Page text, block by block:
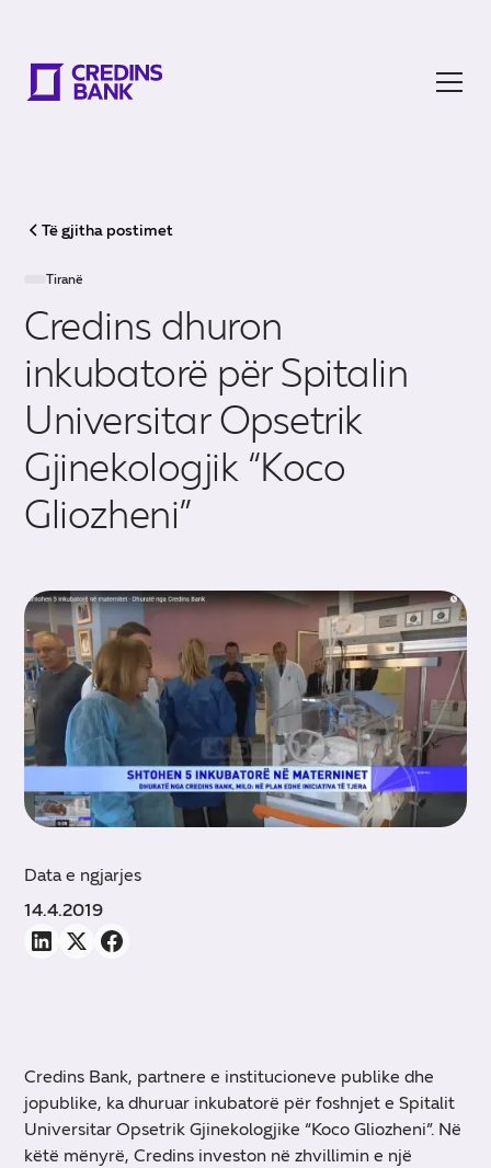
Të gjitha postimet
Tiranë
Credins dhuron
inkubatorë për Spitalin
Universitar Opsetrik
Gjinekologjik “Koco
Gliozheni”
Data e ngjarjes
14.4.2019
Credins Bank, partnere e institucioneve publike dhe
jopublike, ka dhuruar inkubatorë për foshnjet e Spitalit
Universitar Opsetrik Gjinekologjike “Koco Gliozheni”. Në
këtë mënyrë, Credins investon në zhvillimin e një